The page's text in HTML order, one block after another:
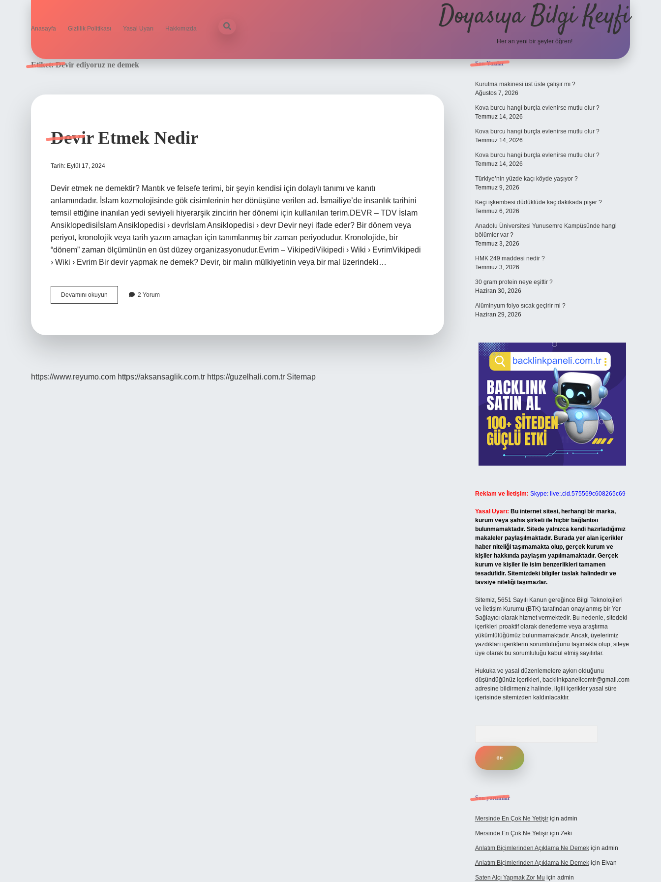
Anasayfa Gizlilik Politikası Yasal Uyarı Hakkımızda Doyasıya Bilgi Keyfi
Her an yeni bir şeyler öğren!
Etiket:Devir ediyoruz ne demek
Devir Etmek Nedir
Tarih: Eylül 17, 2024
Devir etmek ne demektir? Mantık ve felsefe terimi, bir şeyin kendisi için dolaylı tanımı ve kanıtı
anlamındadır. İslam kozmolojisinde gök cisimlerinin her dönüşüne verilen ad. İsmailiye’de insanlık tarihini
temsil ettiğine inanılan yedi seviyeli hiyerarşik zincirin her dönemi için kullanılan terim.DEVR – TDV İslam
Ansiklopedisiİslam Ansiklopedisi › devrİslam Ansiklopedisi › devr Devir neyi ifade eder? Bir dönem veya
periyot, kronolojik veya tarih yazım amaçları için tanımlanmış bir zaman periyodudur. Kronolojide, bir
“dönem” zaman ölçümünün en üst düzey organizasyonudur.Evrim – VikipediVikipedi › Wiki › EvrimVikipedi
› Wiki › Evrim Bir devir yapmak ne demek? Devir, bir malın mülkiyetinin veya bir mal üzerindeki…
Devamını okuyun
Etmek
2 Yorum
https://www.reyumo.com https://aksansaglik.com.tr https://guzelhali.com.tr Sitemap
Sidebar
Son Yazılar
Kurutma makinesi üst üste çalışır mı ?
Ağustos 7, 2026
Kova burcu hangi burçla evlenirse mutlu olur ?
Temmuz 14, 2026
Kova burcu hangi burçla evlenirse mutlu olur ?
Temmuz 14, 2026
Kova burcu hangi burçla evlenirse mutlu olur ?
Temmuz 14, 2026
Türkiye’nin yüzde kaçı köyde yaşıyor ?
Temmuz 9, 2026
Keçi işkembesi düdüklüde kaç dakikada pişer ?
Temmuz 6, 2026
Anadolu Üniversitesi Yunusemre Kampüsünde hangi
bölümler var ?
Temmuz 3, 2026
HMK 249 maddesi nedir ?
Temmuz 3, 2026
30 gram protein neye eşittir ?
Haziran 30, 2026
Alüminyum folyo sıcak geçirir mi ?
Haziran 29, 2026
Reklam ve İletişim: Skype: live:.cid.575569c608265c69
Yasal Uyarı: Bu internet sitesi, herhangi bir marka,
kurum veya şahıs şirketi ile hiçbir bağlantısı
bulunmamaktadır. Sitede yalnızca kendi hazırladığımız
makaleler paylaşılmaktadır. Burada yer alan içerikler
haber niteliği taşımamakta olup, gerçek kurum ve
kişiler hakkında paylaşım yapılmamaktadır. Gerçek
kurum ve kişiler ile isim benzerlikleri tamamen
tesadüfidir. Sitemizdeki bilgiler taslak halindedir ve
tavsiye niteliği taşımazlar.
Sitemiz, 5651 Sayılı Kanun gereğince Bilgi Teknolojileri
ve İletişim Kurumu (BTK) tarafından onaylanmış bir Yer
Sağlayıcı olarak hizmet vermektedir. Bu nedenle, sitedeki
içerikleri proaktif olarak denetleme veya araştırma
yükümlülüğümüz bulunmamaktadır. Ancak, üyelerimiz
yazdıkları içeriklerin sorumluluğunu taşımakta olup, siteye
üye olarak bu sorumluluğu kabul etmiş sayılırlar.
Hukuka ve yasal düzenlemelere aykırı olduğunu
düşündüğünüz içerikleri, backlinkpanelicomtr@gmail.com
adresine bildirmeniz halinde, ilgili içerikler yasal süre
içerisinde sitemizden kaldırılacaktır.
Son yorumlar
Mersinde En Çok Ne Yetişiriçin admin
Mersinde En Çok Ne Yetişiriçin Zeki
Anlatım Biçimlerinden Açıklama Ne Demekiçin admin
Anlatım Biçimlerinden Açıklama Ne Demekiçin Elvan
Saten Alçı Yapmak Zor Mu için admin